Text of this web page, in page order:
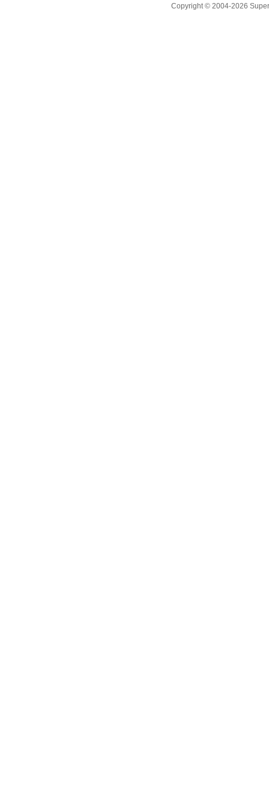
Copyright © 2004-2026